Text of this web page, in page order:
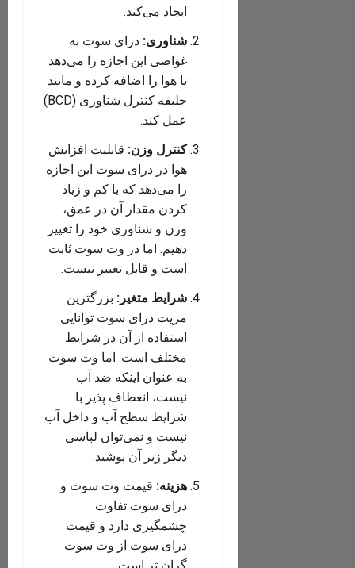
ایجاد می‌کند.
شناوری:درای سوت به
غواصی این اجازه را می‌دهد
تا هوا را اضافه کرده و مانند
جلیقه کنترل شناوری (BCD)
عمل کند.
کنترل وزن: قابلیت افزایش
هوا در درای سوت این اجازه
را می‌دهد که با کم و زیاد
کردن مقدار آن در عمق،
وزن و شناوری خود را تغییر
دهیم. اما در وت سوت ثابت
است و قابل تغییر نیست.
شرایط متغیر: بزرگترین
مزیت درای سوت توانایی
استفاده از آن در شرایط
مختلف است. اما وت سوت
به عنوان اینکه ضد آب
نیست، انعطاف پذیر با
شرایط سطح آب و داخل آب
نیست و نمی‌توان لباسی
دیگر زیر آن پوشید.
هزینه: قیمت وت سوت و
درای سوت تفاوت
چشمگیری دارد و قیمت
درای سوت از وت سوت